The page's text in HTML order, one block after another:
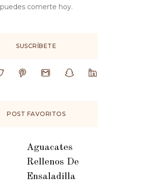
puedes comerte hoy.
SUSCRÍBETE
POST FAVORITOS
Aguacates
Rellenos De
Ensaladilla